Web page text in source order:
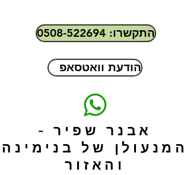
התקשרו: 0508-522694
אבנר שפיר -
המנעולן של בנימינה
והאזור
הודעת וואטסאפ